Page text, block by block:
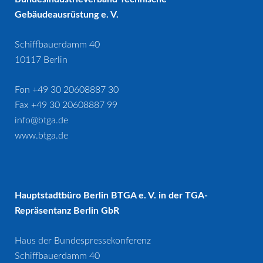
Gebäudeausrüstung e. V.
Schiffbauerdamm 40
10117 Berlin
Fon +49 30 20608887 30
Fax +49 30 20608887 99
info@btga.de
www.btga.de
Hauptstadtbüro Berlin BTGA e. V. in der TGA-
Repräsentanz Berlin GbR
Haus der Bundespressekonferenz
Schiffbauerdamm 40